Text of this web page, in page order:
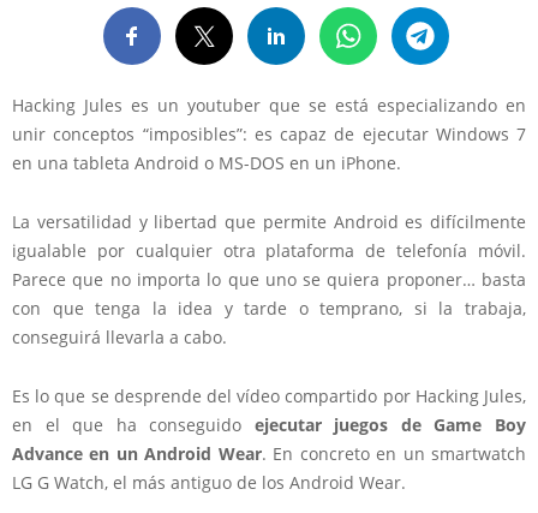
Hacking Jules es un youtuber que se está especializando en
unir conceptos “imposibles”: es capaz de ejecutar Windows 7
en una tableta Android o MS-DOS en un iPhone.
La versatilidad y libertad que permite Android es difícilmente
igualable por cualquier otra plataforma de telefonía móvil.
Parece que no importa lo que uno se quiera proponer… basta
con que tenga la idea y tarde o temprano, si la trabaja,
conseguirá llevarla a cabo.
Es lo que se desprende del vídeo compartido por Hacking Jules,
en el que ha conseguido ejecutar juegos de Game Boy
Advance en un Android Wear. En concreto en un smartwatch
LG G Watch, el más antiguo de los Android Wear.